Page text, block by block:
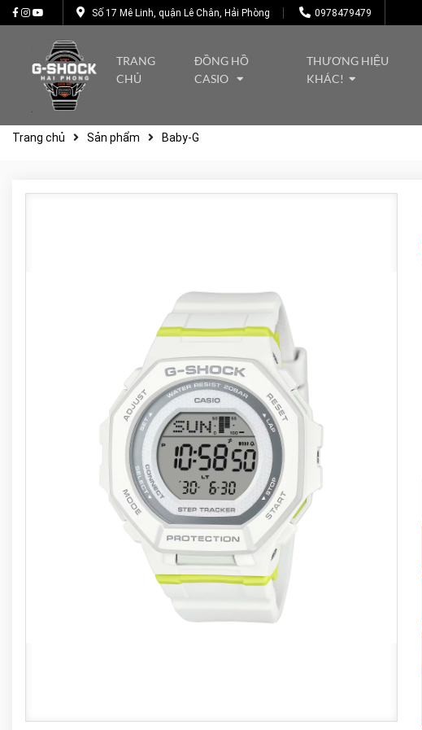
Số 17 Mê Linh, quận Lê Chân, Hải Phòng 0978479479
TRANG
CHỦ
ĐỒNG HỒ
CASIO
THƯƠNG HIỆU
KHÁC!
Trang chủ Sản phẩm Baby-G